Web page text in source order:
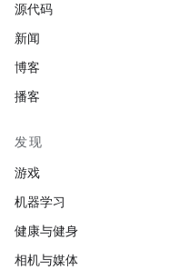
源代码
新闻
博客
播客
发现
游戏
机器学习
健康与健身
相机与媒体